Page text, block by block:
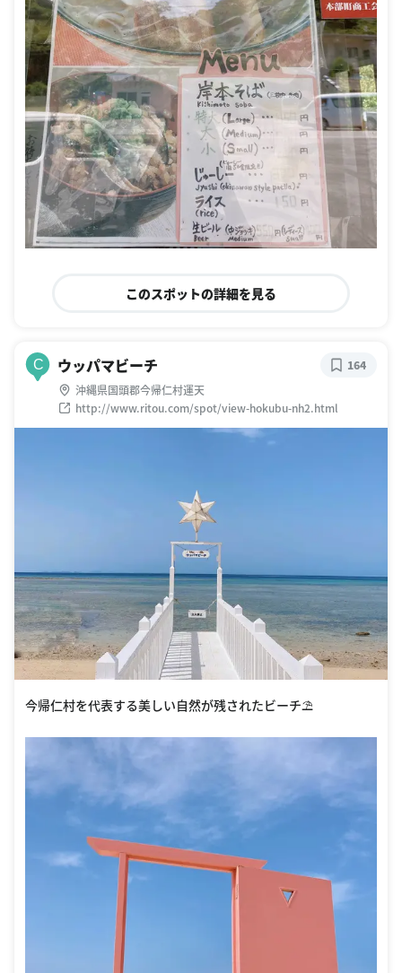
このスポットの詳細を見る
C ウッパマビーチ
沖縄県国頭郡今帰仁村運天
http://www.ritou.com/spot/view-hokubu-nh2.html
164
今帰仁村を代表する美しい自然が残されたビーチ⛱